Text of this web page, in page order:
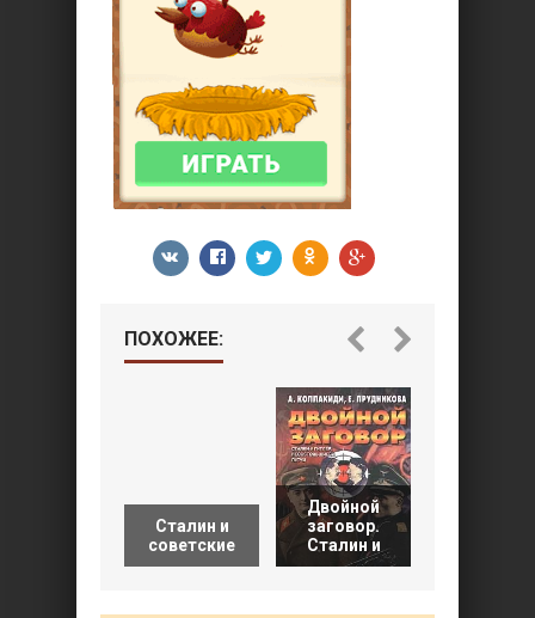
ПОХОЖЕЕ:
Сталин и
советские
Двойной
заговор.
Сталин и